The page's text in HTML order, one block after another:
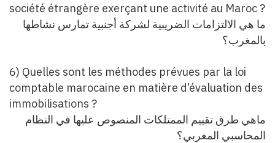
société étrangère exerçant une activité au Maroc ?
ما هي الالتزامات الضريبية لشركة أجنبية تمارس نشاطها
بالمغرب؟
6) Quelles sont les méthodes prévues par la loi
comptable marocaine en matière d’évaluation des
immobilisations ?
ماهي طرق تقييم الممتلكات المنصوص عليها في النظام
المحاسبي المغربي؟